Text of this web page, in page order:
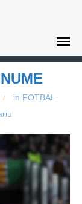
/ in FOTBAL